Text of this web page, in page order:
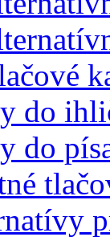
do
do